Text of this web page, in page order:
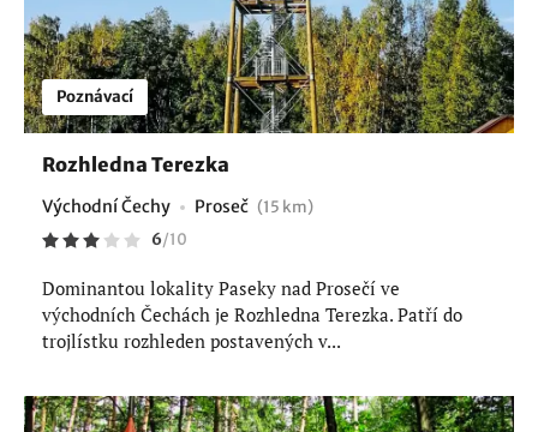
Poznávací
Rozhledna Terezka
Východní Čechy Proseč (15 km)
6/10
Dominantou lokality Paseky nad Prosečí ve
východních Čechách je Rozhledna Terezka. Patří do
trojlístku rozhleden postavených v...